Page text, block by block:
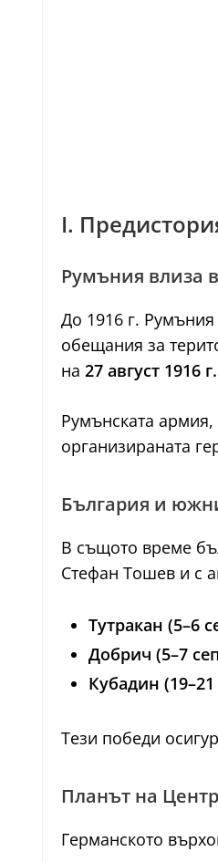
I.
Румъния влиза
До 1916 г.
обещания за
на 27 август 1916 г.
Румънската армия,
организираната
България и
В същото време
Стефан Тошев и с
Тутракан (5–6
Добрич (5–7
Кубадин
Тези победи
Планът на
Германското